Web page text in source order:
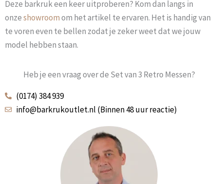
Deze barkruk een keer uitproberen? Kom dan langs in
onzeshowroomom het artikel te ervaren. Het is handig van
te voren even te bellen zodat je zeker weet dat we jouw
model hebben staan.
Heb je een vraag over de Set van 3 Retro Messen?
(0174) 384 939
info@barkrukoutlet.nl (Binnen 48 uur reactie)